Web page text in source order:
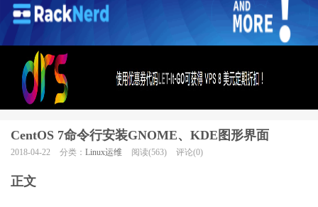
CentOS 7命令行安装GNOME、KDE图形界面
2018-04-22 分类： Linux运维 阅读(563) 评论(0)
正文